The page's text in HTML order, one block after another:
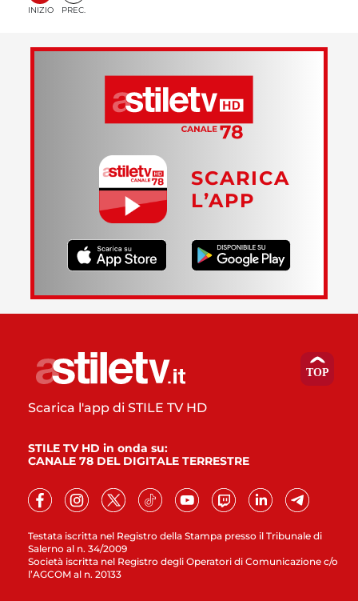
INIZIO PREC.
SCARICA
L’APP
Testata iscritta nel Registro della Stampa presso il Tribunale di
Salerno al n. 34/2009
Società iscritta nel Registro degli Operatori di Comunicazione c/o
l’AGCOM al n. 20133
Scarica l'app di STILE TV HD
STILE TV HD in onda su:
CANALE 78 DEL DIGITALE TERRESTRE